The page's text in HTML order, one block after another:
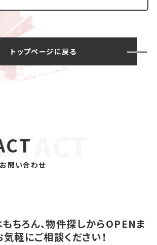
トップページに戻る
お問い合わせ
ちろん、物件探しからOPENま
気軽にご相談ください！